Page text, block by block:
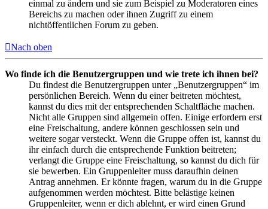
einmal zu ändern und sie zum Beispiel zu Moderatoren eines
Bereichs zu machen oder ihnen Zugriff zu einem
nichtöffentlichen Forum zu geben.
Nach oben
Wo finde ich die Benutzergruppen und wie trete ich ihnen bei?
Du findest die Benutzergruppen unter „Benutzergruppen“ im
persönlichen Bereich. Wenn du einer beitreten möchtest,
kannst du dies mit der entsprechenden Schaltfläche machen.
Nicht alle Gruppen sind allgemein offen. Einige erfordern erst
eine Freischaltung, andere können geschlossen sein und
weitere sogar versteckt. Wenn die Gruppe offen ist, kannst du
ihr einfach durch die entsprechende Funktion beitreten;
verlangt die Gruppe eine Freischaltung, so kannst du dich für
sie bewerben. Ein Gruppenleiter muss daraufhin deinen
Antrag annehmen. Er könnte fragen, warum du in die Gruppe
aufgenommen werden möchtest. Bitte belästige keinen
Gruppenleiter, wenn er dich ablehnt, er wird einen Grund